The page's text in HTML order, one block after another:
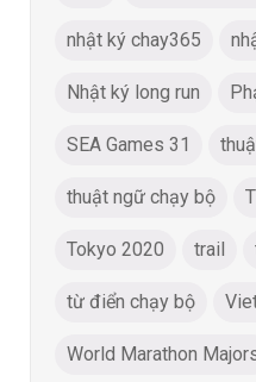
nhật ký chay365
Nhật ký long run
SEA Games 31
thuật ngữ chạy bộ
Tokyo 2020 trail
từ điển chạy bộ
World Marathon